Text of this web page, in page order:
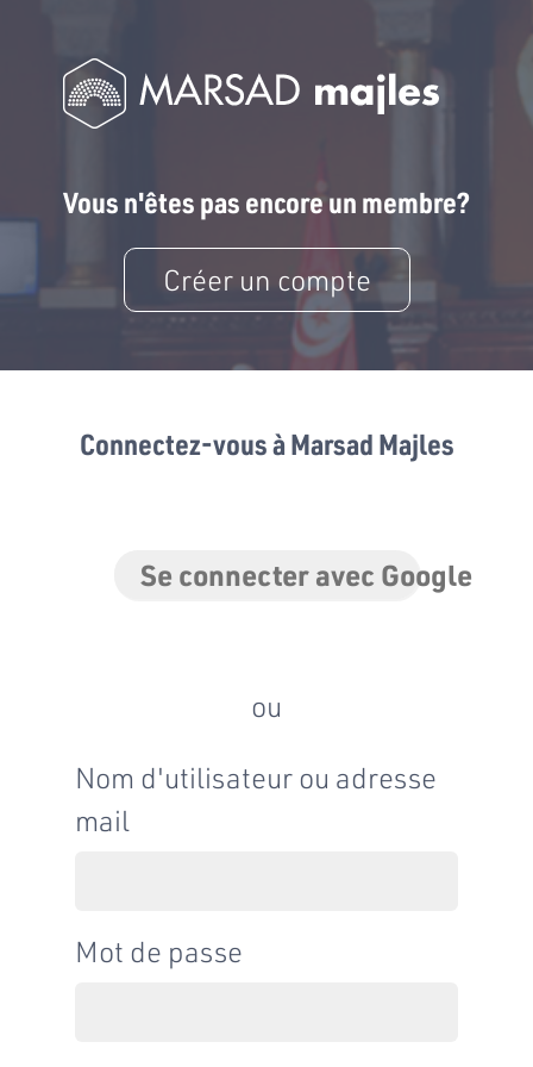
Vous n'êtes pas encore un membre?
Créer un compte
Connectez-vous à Marsad Majles
Se connecter avec Google
ou
Nom d'utilisateur ou adresse
mail
Mot de passe